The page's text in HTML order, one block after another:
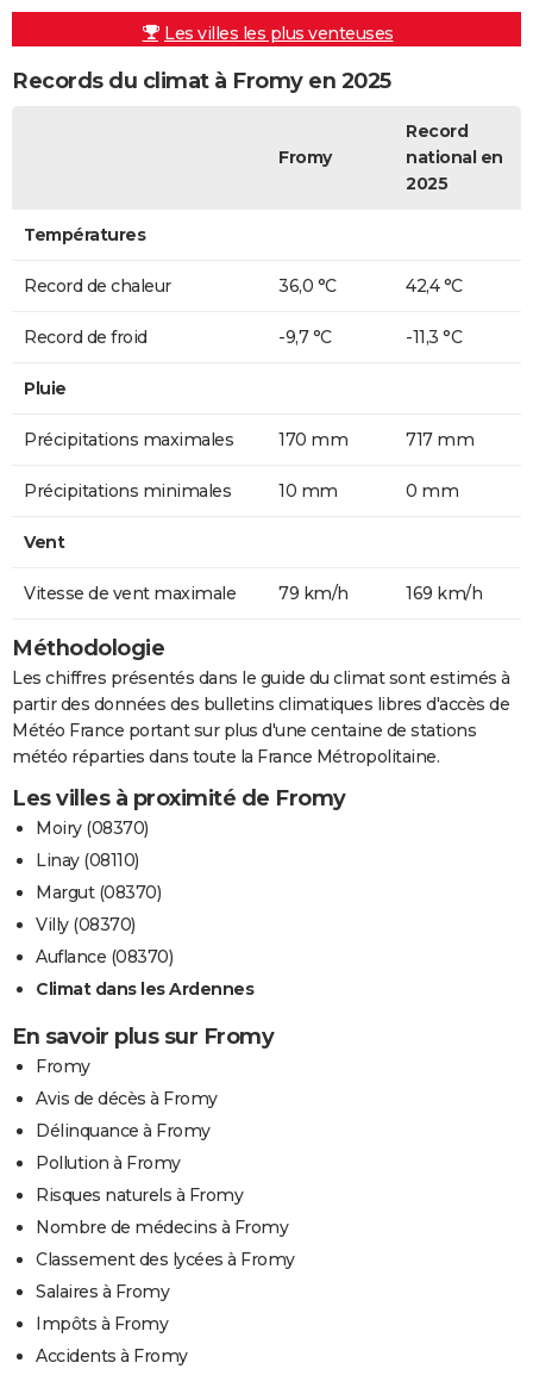
Les villes les plus venteuses
Records du climat à Fromy en 2025
Fromy
Record
national en
2025
Températures
Record de chaleur 36,0 °C 42,4 °C
Record de froid -9,7 °C -11,3 °C
Pluie
Précipitations maximales 170 mm 717 mm
Précipitations minimales 10 mm 0 mm
Vent
Vitesse de vent maximale 79 km/h 169 km/h
Méthodologie
Les chiffres présentés dans le guide du climat sont estimés à
partir des données des bulletins climatiques libres d'accès de
Météo France portant sur plus d'une centaine de stations
météo réparties dans toute la France Métropolitaine.
Les villes à proximité de Fromy
Moiry (08370)
Linay (08110)
Margut (08370)
Villy (08370)
Auflance (08370)
Climat dans les Ardennes
En savoir plus sur Fromy
Fromy
Avis de décès à Fromy
Délinquance à Fromy
Pollution à Fromy
Risques naturels à Fromy
Nombre de médecins à Fromy
Classement des lycées à Fromy
Salaires à Fromy
Impôts à Fromy
Accidents à Fromy